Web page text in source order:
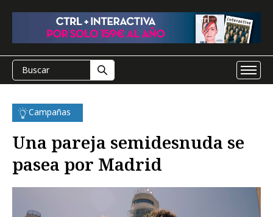
Campañas
Una pareja semidesnuda se
pasea por Madrid